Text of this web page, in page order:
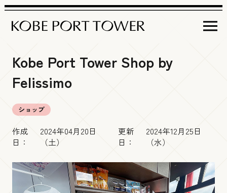
営業時間
イベント情報
周辺観光情報
フロアガイド
Brilliance Tiara Open-air Deck
アクセス
Kobe Port Tower Shop by
Felissimo
ショップ
作成
日：
2024年04月20日
（土）
更新
日：
2024年12月25日
（水）